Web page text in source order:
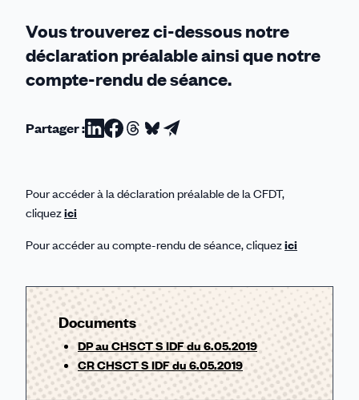
Vous trouverez ci-dessous notre
déclaration préalable ainsi que notre
compte-rendu de séance.
Partager :Partager
Linkedin
Partager
Facebook
Partager
Threads
Partager
Bluesky
Partager
email
Pour accéder à la déclaration préalable de la CFDT,
cliquezici
Pour accéder au compte-rendu de séance, cliquezici
Documents
DP au CHSCT S IDF du 6.05.2019
CR CHSCT S IDF du 6.05.2019